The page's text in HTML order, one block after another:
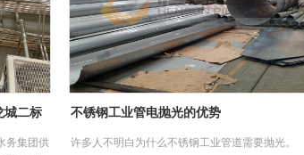
不锈钢工业管电抛光的优势
许多人不明白为什么不锈钢工业管道需要抛光。